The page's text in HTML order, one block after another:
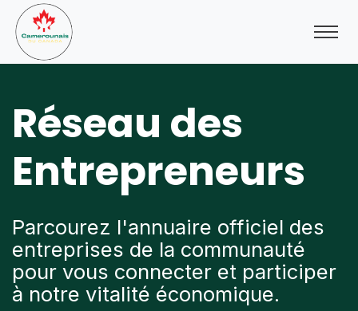
Réseau des
Entrepreneurs
Parcourez l'annuaire officiel des
entreprises de la communauté
pour vous connecter et participer
à notre vitalité économique.